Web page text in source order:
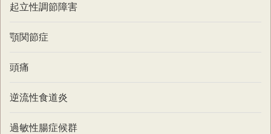
起立性調節障害
顎関節症
頭痛
逆流性食道炎
過敏性腸症候群